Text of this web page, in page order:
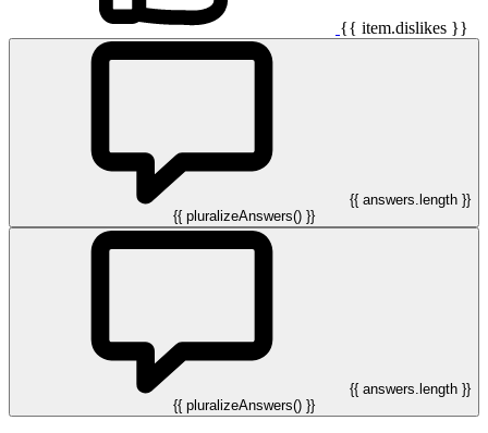
{{ item.dislikes }}
{{ answers.length }}
{{ pluralizeAnswers() }}
{{ answers.length }}
{{ pluralizeAnswers() }}